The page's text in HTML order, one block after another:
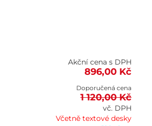
Akční cena s DPH
896,00 Kč
Doporučená cena
1 120,00 Kč
vč. DPH
Včetně textové desky